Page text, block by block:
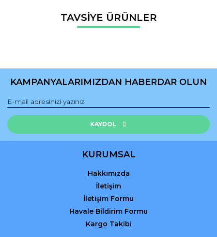
Bu ürüne ilk yorumu siz yapın!
Bu ürünün fiyat bilgisi, resim, ürün açıklamalarında ve diğer
konularda yetersiz gördüğünüz noktaları öneri formunu
Ürün açıklamasında eksik bilgiler bulunuyor.
Ürün fiyatı diğer sitelerden daha pahalı.
Bu ürüne benzer farklı alternatifler olmalı.
Gönder
TAVSİYE ÜRÜNLER
KAMPANYALARIMIZDAN HABERDAR OLUN
KAYDOL
KURUMSAL
Hakkımızda
İletişim
İletişim Formu
Havale Bildirim Formu
Kargo Takibi